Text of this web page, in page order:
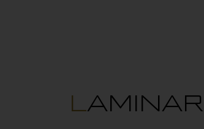
LAMINAR FLOW